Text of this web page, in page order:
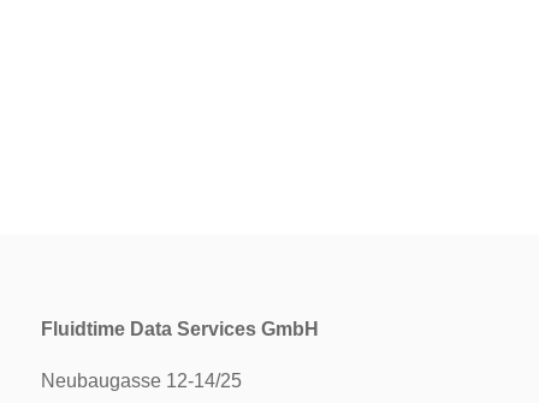
Fluidtime Data Services GmbH
Neubaugasse 12-14/25